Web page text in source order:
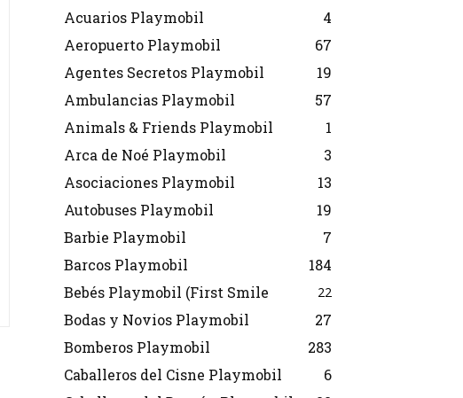
Acuarios Playmobil
4
Aeropuerto Playmobil
67
Agentes Secretos Playmobil
19
Ambulancias Playmobil
57
Animals & Friends Playmobil
1
Arca de Noé Playmobil
3
Asociaciones Playmobil
13
Autobuses Playmobil
19
Barbie Playmobil
7
Barcos Playmobil
184
Bebés Playmobil (First Smile
22
Bodas y Novios Playmobil
27
Bomberos Playmobil
283
Caballeros del Cisne Playmobil
6